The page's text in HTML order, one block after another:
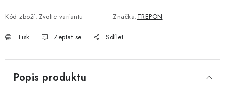
Kód zboží: Zvolte variantu Značka:TREPON
Tisk Zeptat se Sdílet
Popis produktu